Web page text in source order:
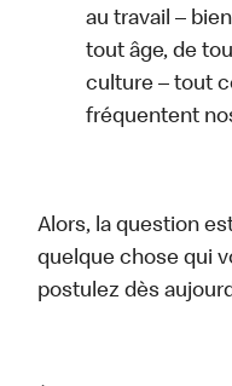
au travail –
tout âge, de
culture – tout
fréquentent
Alors, la question
quelque chose qui
postulez dès